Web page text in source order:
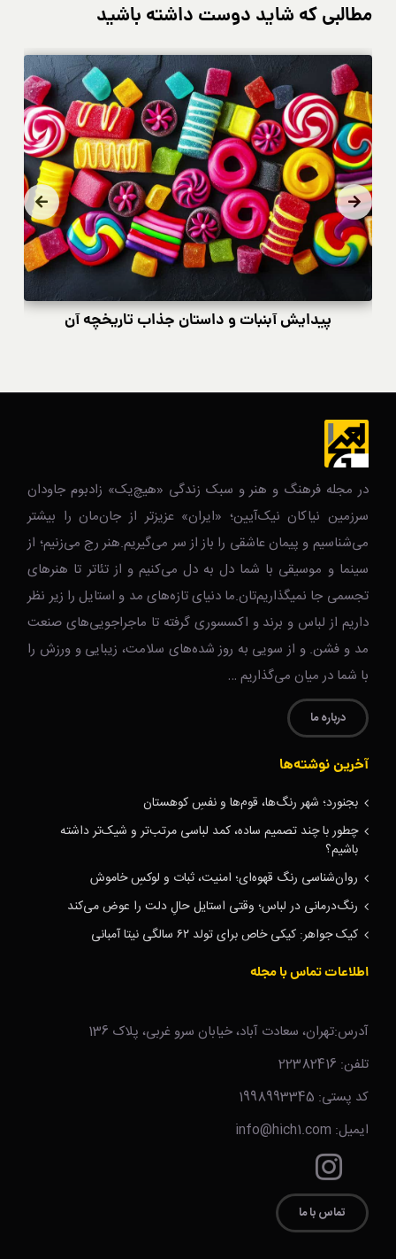
مطالبی که شاید دوست داشته باشید
پیدایش آبنبات و داستان جذاب تاریخچه آن
در مجله فرهنگ و هنر و سبک زندگی‌ «هیچ‌یک» زادبوم جاودان
سرزمین نیاکان نیک‌‌‌آیین؛ «ایران» عزیزتر از جان‌مان را بیشتر
می‌شناسیم و پیمان عاشقی را باز از سر می‌گیریم.هنر رج می‌زنیم؛ از
سینما و موسیقی با شما دل به دل می‌کنیم و از تئاتر تا هنرهای
تجسمی جا نمیگذاریم‌تان.ما دنیای تازه‌های مد و استایل را زیر نظر
داریم از لباس و برند و اکسسوری گرفته تا ماجراجویی‌های صنعت
مد و فشن. و از سویی به روز شده‌های سلامت، زیبایی و ورزش را
با شما در میان می‌گذاریم …
درباره ما
آخرین نوشته‌ها
بجنورد؛ شهر رنگ‌ها، قوم‌ها و نفسِ کوهستان
چطور با چند تصمیم ساده، کمد لباسی مرتب‌تر و شیک‌تر داشته
باشیم؟
روان‌شناسی رنگ قهوه‌ای؛ امنیت، ثبات و لوکسِ خاموش
رنگ‌درمانی در لباس؛ وقتی استایل حالِ دلت را عوض می‌کند
کیک جواهر: کیکی خاص برای تولد ۶۲ سالگی نیتا آمبانی
اطلاعات تماس با مجله
آدرس:تهران، سعادت آباد، خیابان سرو غربی، پلاک 136
تلفن: 22382416
کد پستی: 1998993345
ایمیل: info@hich1.com
تماس با ما